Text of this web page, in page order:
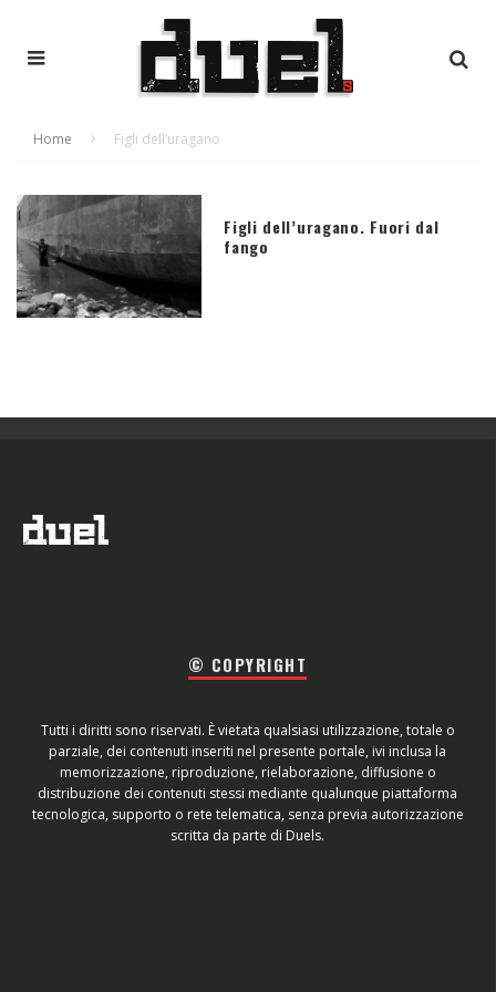
Home Figli dell’uragano
Figli dell’uragano. Fuori dal
fango
© COPYRIGHT
Tutti i diritti sono riservati. È vietata qualsiasi utilizzazione, totale o
parziale, dei contenuti inseriti nel presente portale, ivi inclusa la
memorizzazione, riproduzione, rielaborazione, diffusione o
distribuzione dei contenuti stessi mediante qualunque piattaforma
tecnologica, supporto o rete telematica, senza previa autorizzazione
scritta da parte di Duels.